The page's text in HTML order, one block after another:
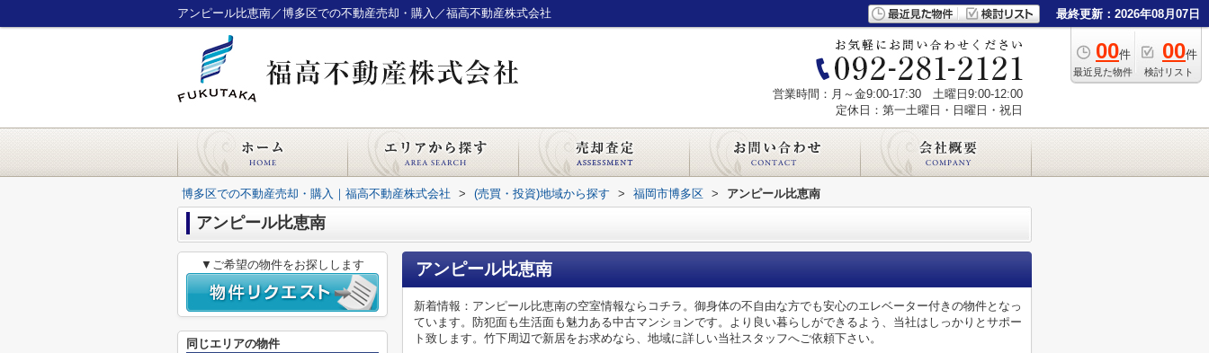
アンピール比恵南／博多区での不動産売却・購入／福高不動産株式会社 最終更新：2026年08月07日
00件
最近見た物件
00件
検討リスト
営業時間：月～金9:00-17:30 土曜日9:00-12:00
定休日：第一土曜日・日曜日・祝日
博多区での不動産売却・購入｜福高不動産株式会社 > (売買・投資)地域から探す > 福岡市博多区 > アンピール比恵南
アンピール比恵南
アンピール比恵南
新着情報：アンピール比恵南の空室情報ならコチラ。御身体の不自由な方でも安心のエレベーター付きの物件となっ
ています。防犯面も生活面も魅力ある中古マンションです。より良い暮らしができるよう、当社はしっかりとサポー
ト致します。竹下周辺で新居をお求めなら、地域に詳しい当社スタッフへご依頼下さい。
▼ご希望の物件をお探しします
同じエリアの物件